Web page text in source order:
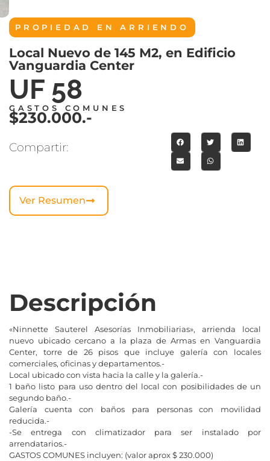
PROPIEDAD ENARRIENDO
Local Nuevo de 145 M2, en Edificio
Vanguardia Center
UF 58
GASTOS COMUNES
$230.000.-
Compartir:
Ver Resumen
Descripción
«Ninnette Sauterel Asesorías Inmobiliarias», arrienda local
nuevo ubicado cercano a la plaza de Armas en Vanguardia
Center, torre de 26 pisos que incluye galería con locales
comerciales, oficinas y departamentos.-
Local ubicado con vista hacia la calle y la galería.-
1 baño listo para uso dentro del local con posibilidades de un
segundo baño.-
Galería cuenta con baños para personas con movilidad
reducida.-
-Se entrega con climatizador para ser instalado por
arrendatarios.-
GASTOS COMUNES incluyen: (valor aprox $ 230.000)